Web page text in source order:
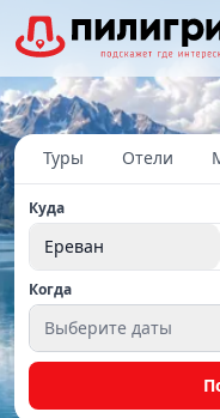
Туры Отели
Куда
Ереван
Когда
Выберите даты